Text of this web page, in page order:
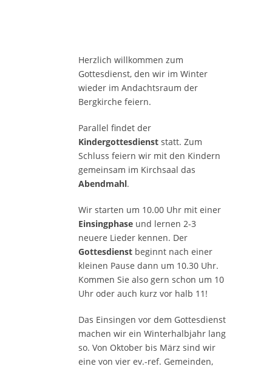
Herzlich willkommen zum
Gottesdienst, den wir im Winter
wieder im Andachtsraum der
Bergkirche feiern.
Parallel findet der
Kindergottesdienst statt. Zum
Schluss feiern wir mit den Kindern
gemeinsam im Kirchsaal das
Abendmahl.
Wir starten um 10.00 Uhr mit einer
Einsingphase und lernen 2-3
neuere Lieder kennen. Der
Gottesdienst beginnt nach einer
kleinen Pause dann um 10.30 Uhr.
Kommen Sie also gern schon um 10
Uhr oder auch kurz vor halb 11!
Das Einsingen vor dem Gottesdienst
machen wir ein Winterhalbjahr lang
so. Von Oktober bis März sind wir
eine von vier ev.-ref. Gemeinden,